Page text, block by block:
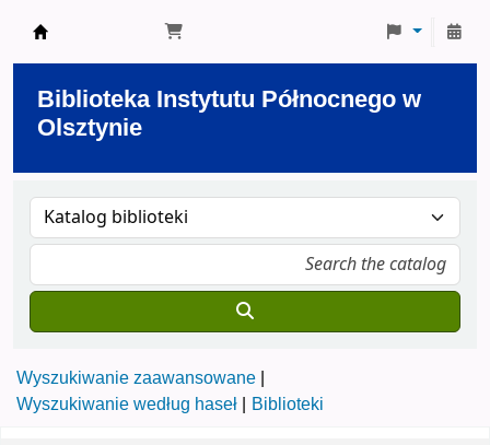
Biblioteka Instytutu Północnego w
Olsztynie
Wyszukiwanie zaawansowane
Wyszukiwanie według haseł
Biblioteki